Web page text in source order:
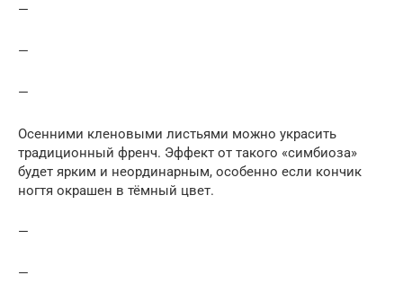
—
—
—
Осенними кленовыми листьями можно украсить
традиционный френч. Эффект от такого «симбиоза»
будет ярким и неординарным, особенно если кончик
ногтя окрашен в тёмный цвет.
—
—